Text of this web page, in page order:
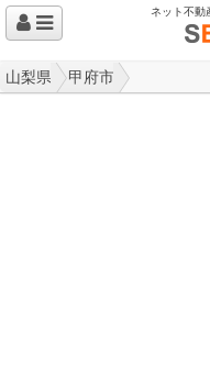
ネット不動
山梨県 甲府市